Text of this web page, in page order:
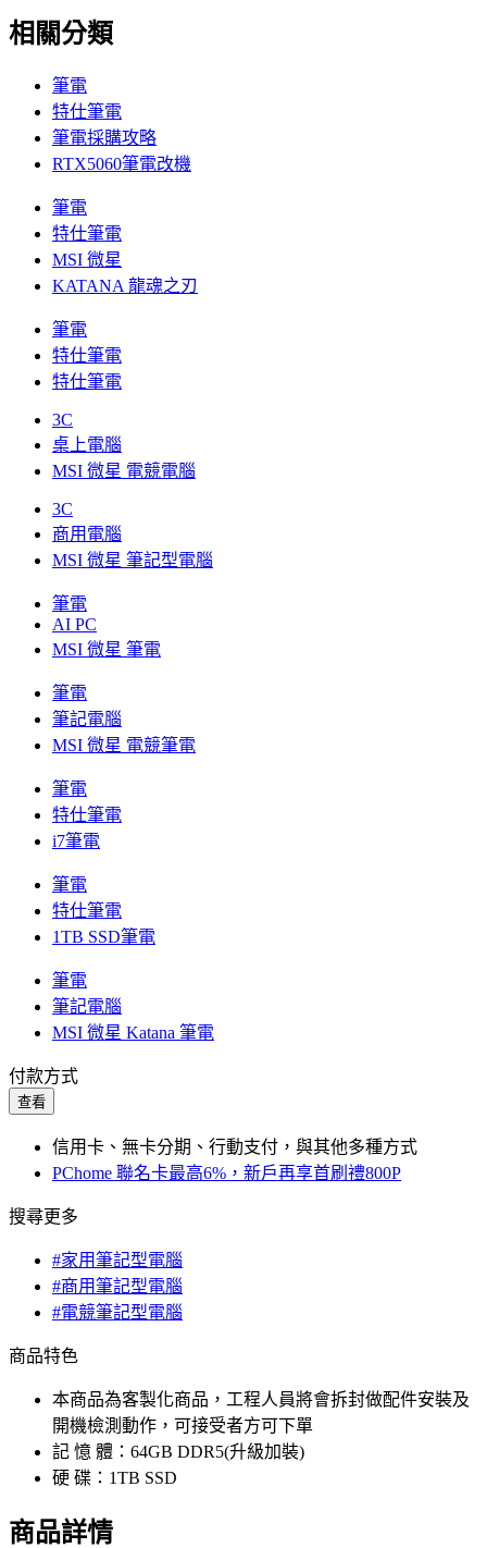
相關分類
筆電
特仕筆電
筆電採購攻略
RTX5060筆電改機
筆電
特仕筆電
MSI 微星
KATANA 龍魂之刃
筆電
特仕筆電
特仕筆電
3C
桌上電腦
MSI 微星 電競電腦
3C
商用電腦
MSI 微星 筆記型電腦
筆電
AI PC
MSI 微星 筆電
筆電
筆記電腦
MSI 微星 電競筆電
筆電
特仕筆電
i7筆電
筆電
特仕筆電
1TB SSD筆電
筆電
筆記電腦
MSI 微星 Katana 筆電
付款方式
查看
信用卡、無卡分期、行動支付，與其他多種方式
PChome 聯名卡最高6%，新戶再享首刷禮800P
搜尋更多
#家用筆記型電腦
#商用筆記型電腦
#電競筆記型電腦
商品特色
本商品為客製化商品，工程人員將會拆封做配件安裝及
開機檢測動作，可接受者方可下單
記 憶 體：64GB DDR5(升級加裝)
硬 碟：1TB SSD
商品詳情